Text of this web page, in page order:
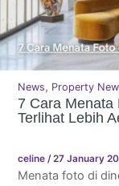
News, Property
7 Cara Menata
Terlihat Lebih
celine /27 January
Menata foto di